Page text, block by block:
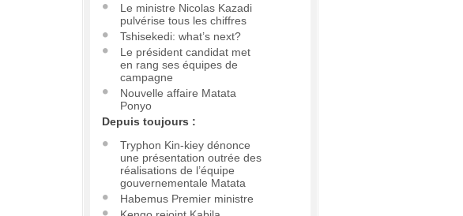
Le ministre Nicolas Kazadi
pulvérise tous les chiffres
Tshisekedi: what’s next?
Le président candidat met
en rang ses équipes de
campagne
Nouvelle affaire Matata
Ponyo
Depuis toujours :
Tryphon Kin-kiey dénonce
une présentation outrée des
réalisations de l’équipe
gouvernementale Matata
Habemus Premier ministre